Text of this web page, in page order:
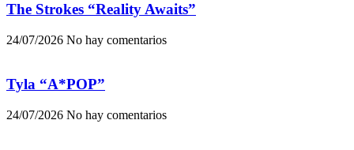
The Strokes “Reality Awaits”
24/07/2026 No hay comentarios
Tyla “A*POP”
24/07/2026 No hay comentarios